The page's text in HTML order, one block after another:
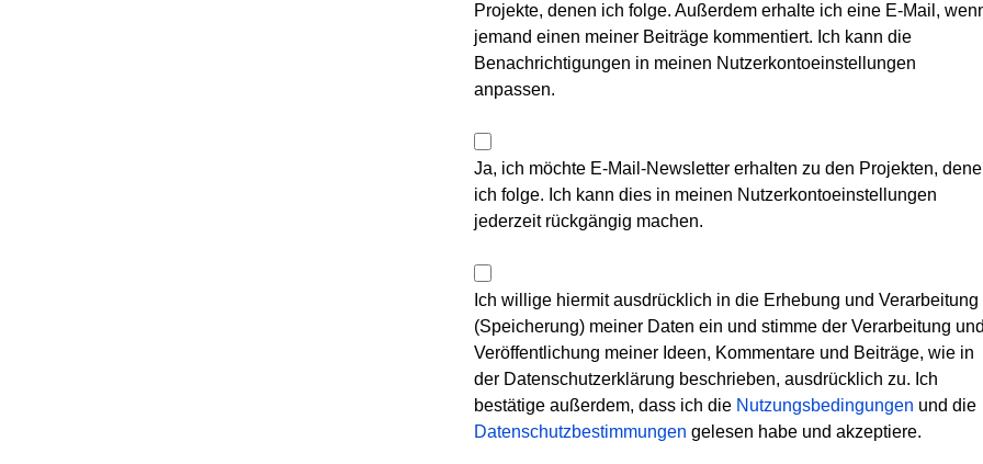
Projekte, denen ich folge. Außerdem erhalte ich eine E-Mail,
jemand einen meiner Beiträge kommentiert. Ich kann die
Benachrichtigungen in meinen Nutzerkontoeinstellungen
anpassen.
Ja, ich möchte E-Mail-Newsletter erhalten zu den Projekten,
ich folge. Ich kann dies in meinen Nutzerkontoeinstellungen
jederzeit rückgängig machen.
Ich willige hiermit ausdrücklich in die Erhebung und Verarbeitung
(Speicherung) meiner Daten ein und stimme der Verarbeitung und
Veröffentlichung meiner Ideen, Kommentare und Beiträge, wie in
der Datenschutzerklärung beschrieben, ausdrücklich zu. Ich
bestätige außerdem, dass ich die Nutzungsbedingungen und die
Datenschutzbestimmungen gelesen habe und akzeptiere.